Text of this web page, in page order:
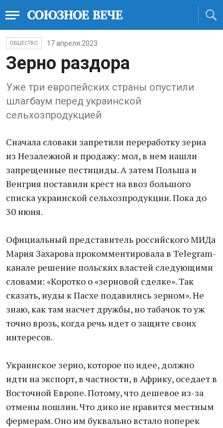
ОБЩЕСТВО 17 апреля 2023
Зерно раздора
Уже три европейских страны опустили
шлагбаум перед украинской
сельхозпродукцией
Сначала словаки запретили переработку зерна
из Незалежной и продажу: мол, в нем нашли
запрещенные пестициды. А затем Польша и
Венгрия поставили крест на ввоз большого
списка украинской сельхозпродукции. Пока до
30 июня.
Официальный представитель российского МИДа
Мария Захарова прокомментировала в Telegram-
канале решение польских властей следующими
словами: «Коротко о «зерновой сделке». Так
сказать, иуды к Пасхе подавились зерном». Не
знаю, как там насчет дружбы, но табачок то уж
точно врозь, когда речь идет о защите своих
интересов.
Украинское зерно, которое по идее, должно
идти на экспорт, в частности, в Африку, оседает в
Восточной Европе. Потому, что дешевое из-за
отмены пошлин. Что дико не нравится местным
фермерам. Оно им буквально встало поперек